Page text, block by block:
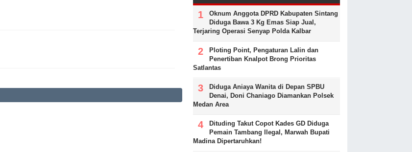
Oknum Anggota DPRD Kabupaten Sintang
Diduga Bawa 3 Kg Emas Siap Jual,
Terjaring Operasi Senyap Polda Kalbar
Ploting Point, Pengaturan Lalin dan
Penertiban Knalpot Brong Prioritas
Satlantas
Diduga Aniaya Wanita di Depan SPBU
Denai, Doni Chaniago Diamankan Polsek
Medan Area
Dituding Takut Copot Kades GD Diduga
Pemain Tambang Ilegal, Marwah Bupati
Madina Dipertaruhkan!